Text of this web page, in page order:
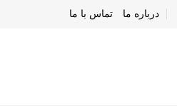
درباره ما تماس با ما